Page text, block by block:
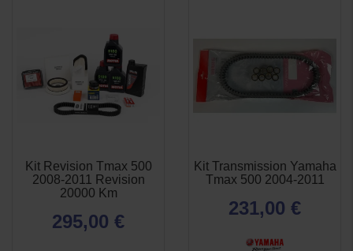
Kit Revision Tmax 500
2008-2011 Revision
20000 Km
295,00 €
Kit Transmission Yamaha
Tmax 500 2004-2011
231,00 €
APERÇU
RAPIDE